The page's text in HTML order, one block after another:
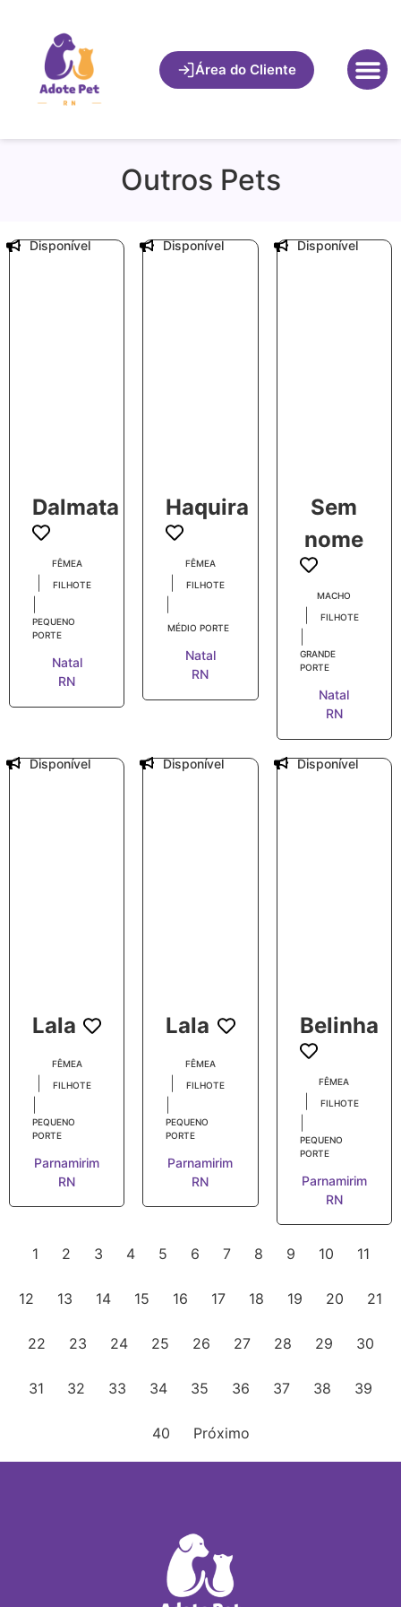
Área do Cliente
Outros Pets
Dalmata
FÊMEA
FILHOTE
PEQUENO
PORTE
Natal
RN
Disponível
Haquira
FÊMEA
FILHOTE
MÉDIO PORTE
Natal
RN
Disponível
Sem
nome
MACHO
FILHOTE
GRANDE
PORTE
Natal
RN
Disponível
Lala
FÊMEA
FILHOTE
PEQUENO
PORTE
Parnamirim
RN
Disponível
Lala
FÊMEA
FILHOTE
PEQUENO
PORTE
Parnamirim
RN
Disponível
Belinha
FÊMEA
FILHOTE
PEQUENO
PORTE
Parnamirim
RN
Disponível
1 2 3 4 5 6 7 8 9 10 11
12 13 14 15 16 17 18 19 20 21
22 23 24 25 26 27 28 29 30
31 32 33 34 35 36 37 38 39
40 Próximo